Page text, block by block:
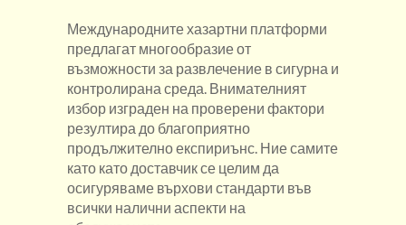
Международните хазартни платформи
предлагат многообразие от
възможности за развлечение в сигурна и
контролирана среда. Внимателният
избор изграден на проверени фактори
резултира до благоприятно
продължително експириънс. Ние самите
като като доставчик се целим да
осигуряваме върхови стандарти във
всички налични аспекти на